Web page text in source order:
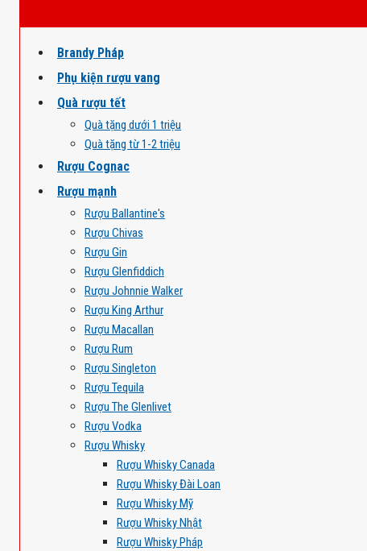
Brandy Pháp
Phụ kiện rượu vang
Quà rượu tết
Quà tặng dưới 1 triệu
Quà tặng từ 1-2 triệu
Rượu Cognac
Rượu mạnh
Rượu Ballantine's
Rượu Chivas
Rượu Gin
Rượu Glenfiddich
Rượu Johnnie Walker
Rượu King Arthur
Rượu Macallan
Rượu Rum
Rượu Singleton
Rượu Tequila
Rượu The Glenlivet
Rượu Vodka
Rượu Whisky
Rượu Whisky Canada
Rượu Whisky Đài Loan
Rượu Whisky Mỹ
Rượu Whisky Nhật
Rượu Whisky Pháp